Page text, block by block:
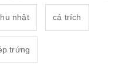
nhật cá trích
trứng